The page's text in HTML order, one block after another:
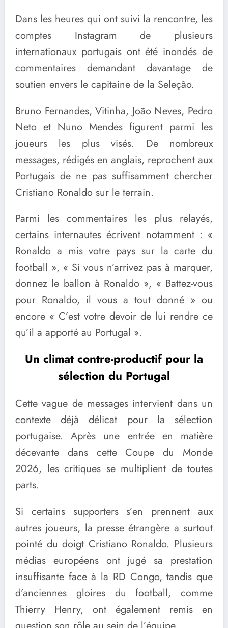
Dans les heures qui ont suivi la rencontre, les
comptes Instagram de plusieurs
internationaux portugais ont été inondés de
commentaires demandant davantage de
soutien envers le capitaine de la Seleção.
Bruno Fernandes, Vitinha, João Neves, Pedro
Neto et Nuno Mendes figurent parmi les
joueurs les plus visés. De nombreux
messages, rédigés en anglais, reprochent aux
Portugais de ne pas suffisamment chercher
Cristiano Ronaldo sur le terrain.
Parmi les commentaires les plus relayés,
certains internautes écrivent notamment : «
Ronaldo a mis votre pays sur la carte du
football », « Si vous n’arrivez pas à marquer,
donnez le ballon à Ronaldo », « Battez-vous
pour Ronaldo, il vous a tout donné » ou
encore « C’est votre devoir de lui rendre ce
qu’il a apporté au Portugal ».
Un climat contre-productif pour la
sélection du Portugal
Cette vague de messages intervient dans un
contexte déjà délicat pour la sélection
portugaise. Après une entrée en matière
décevante dans cette Coupe du Monde
2026, les critiques se multiplient de toutes
parts.
Si certains supporters s’en prennent aux
autres joueurs, la presse étrangère a surtout
pointé du doigt Cristiano Ronaldo. Plusieurs
médias européens ont jugé sa prestation
insuffisante face à la RD Congo, tandis que
d’anciennes gloires du football, comme
Thierry Henry, ont également remis en